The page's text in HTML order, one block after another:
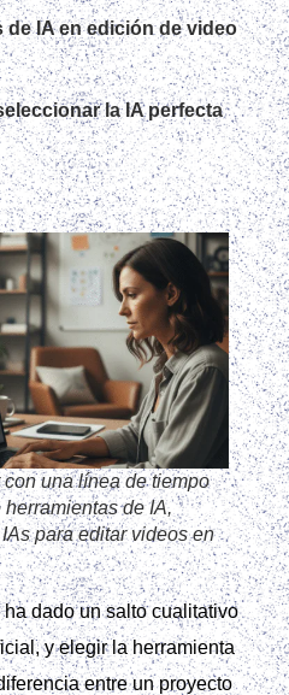
de IA en edición de video
la IA perfecta
una línea de tiempo
de IA,
para editar videos en
dado un salto cualitativo
y elegir la herramienta
entre un proyecto